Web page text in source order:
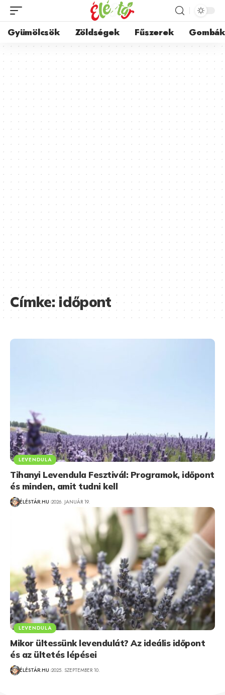
Gyümölcsök Zöldségek Fűszerek Gombák
Címke:időpont
LEVENDULA
Tihanyi Levendula Fesztivál: Programok, időpont
és minden, amit tudni kell
ÉLÉSTÁR.HU 2026. JANUÁR 19.
LEVENDULA
Mikor ültessünk levendulát? Az ideális időpont
és az ültetés lépései
ÉLÉSTÁR.HU 2025. SZEPTEMBER 10.